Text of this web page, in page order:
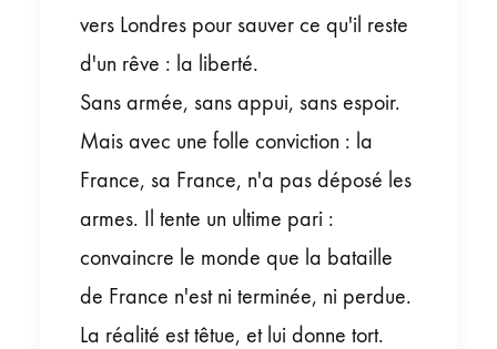
vers Londres pour sauver ce qu'il reste
d'un rêve : la liberté.
Sans armée, sans appui, sans espoir.
Mais avec une folle conviction : la
France, sa France, n'a pas déposé les
armes. Il tente un ultime pari :
convaincre le monde que la bataille
de France n'est ni terminée, ni perdue.
La réalité est têtue, et lui donne tort.